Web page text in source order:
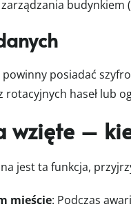
budynkiem
posiadać
haseł lub
wzięte –
jest ta funkcja,
mieście: Podczas